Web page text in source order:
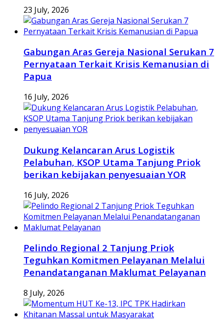
23 July, 2026
Gabungan Aras Gereja Nasional Serukan 7
Pernyataan Terkait Krisis Kemanusian di
Papua
16 July, 2026
Dukung Kelancaran Arus Logistik
Pelabuhan, KSOP Utama Tanjung Priok
berikan kebijakan penyesuaian YOR
16 July, 2026
Pelindo Regional 2 Tanjung Priok
Teguhkan Komitmen Pelayanan Melalui
Penandatanganan Maklumat Pelayanan
8 July, 2026